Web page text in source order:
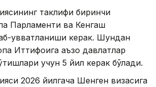
таклифи биринчи
Парламенти ва Кенгаш
қувватланиши керак. Шундан
Иттифоқига аъзо давлатлар
учун 5 йил керак бўлади.
2026 йилгача Шенген визасига